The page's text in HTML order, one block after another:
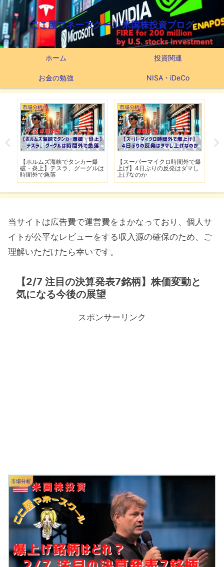
ここ屋マネースクール 米国株投資ブログ
ホーム 投資関連
お金の勉強 NISA・iDeCo
市場分析
【ホルムズ海峡でタンカー爆
破・炎上】テスラ、グーグルは
時間外で急落
市場分析
【スーパーマイクロ時間外で爆
上げ】4日ぶりの反発はダマし
上げなのか
当サイトは広告費で運営費をまかなっており、個人サ
イトが公平なレビューをする収入源の確保のため、ご
理解いただけたら幸いです。
【2/7 注目の決算発表7銘柄】株価変動と
気になる今後の展望
スポンサーリンク
市場分析